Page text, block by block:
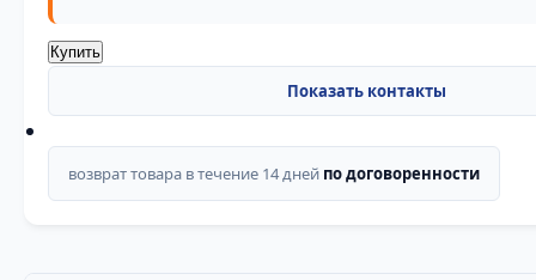
Купить
возврат товара в течение 14 дней по договоренности